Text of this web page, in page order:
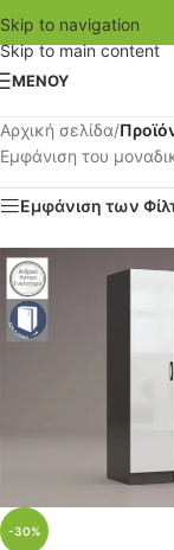
Skip to navigation
Skip to main content
ΜΕΝΟΥ
Αρχική σελίδα/
Εμφάνιση του
Εμφάνιση των
-30%